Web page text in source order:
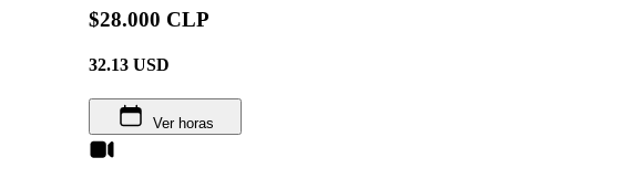
$28.000 CLP
32.13 USD
Ver horas